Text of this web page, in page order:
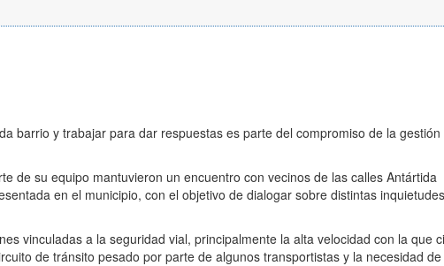
barrio y trabajar para dar respuestas es parte del compromiso de la gestión
de su equipo mantuvieron un encuentro con vecinos de las calles Antártida
en el municipio, con el objetivo de dialogar sobre distintas
vinculadas a la seguridad vial, principalmente la alta velocidad con la que
de tránsito pesado por parte de algunos transportistas y la necesidad